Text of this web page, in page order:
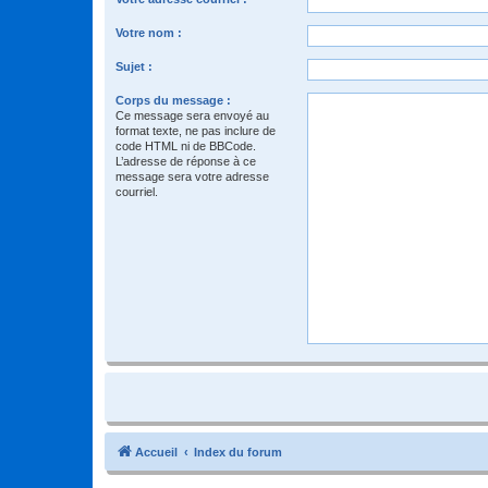
Votre nom :
Sujet :
Corps du message :
Ce message sera envoyé au
format texte, ne pas inclure de
code HTML ni de BBCode.
L’adresse de réponse à ce
message sera votre adresse
courriel.
Accueil Index du forum